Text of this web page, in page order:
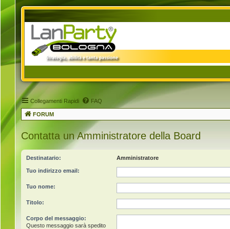
Collegamenti Rapidi FAQ
FORUM
Contatta un Amministratore della Board
Destinatario: Amministratore
Tuo indirizzo email:
Tuo nome:
Titolo:
Corpo del messaggio:
Questo messaggio sarà spedito